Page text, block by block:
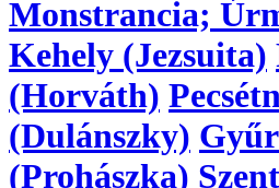
Monstrancia;
Kehely (Jezsuita)
(Horváth)
(Dulánszky)
(Prohászka)